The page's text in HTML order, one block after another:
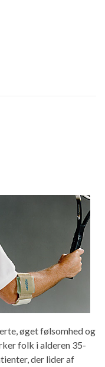
øget følsomhed og
folk i alderen 35-
der lider af